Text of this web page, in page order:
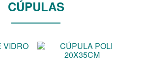
CÚPULAS